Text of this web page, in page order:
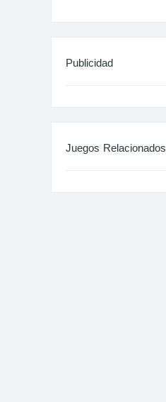
Publicidad
Juegos Relacionados